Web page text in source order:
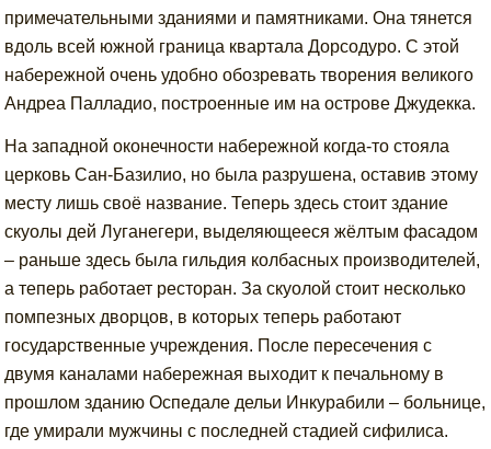
примечательными зданиями и памятниками. Она тянется
вдоль всей южной граница квартала Дорсодуро. С этой
набережной очень удобно обозревать творения великого
Андреа Палладио, построенные им на острове Джудекка.
На западной оконечности набережной когда-то стояла
церковь Сан-Базилио, но была разрушена, оставив этому
месту лишь своё название. Теперь здесь стоит здание
скуолы дей Луганегери, выделяющееся жёлтым фасадом
– раньше здесь была гильдия колбасных производителей,
а теперь работает ресторан. За скуолой стоит несколько
помпезных дворцов, в которых теперь работают
государственные учреждения. После пересечения с
двумя каналами набережная выходит к печальному в
прошлом зданию Оспедале дельи Инкурабили – больнице,
где умирали мужчины с последней стадией сифилиса.